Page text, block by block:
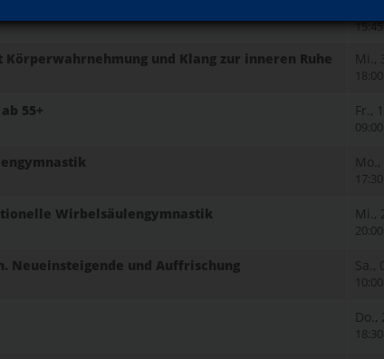
und Wirbelsäulengymnastik
und Klang zur inneren Ruhe Mi.,
55+ Fr.,
Wirbelsäulengymnastik Mi.,
Neueinsteigende und Auffrischung Sa.,
Do.,